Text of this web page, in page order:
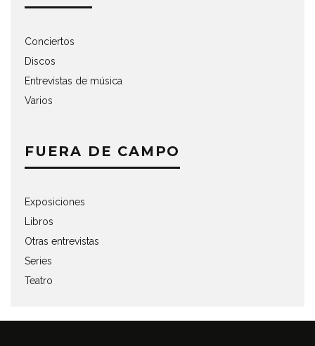
Conciertos
Discos
Entrevistas de música
Varios
FUERA DE CAMPO
Exposiciones
Libros
Otras entrevistas
Series
Teatro